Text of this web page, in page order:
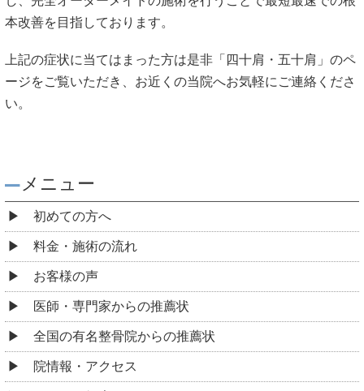
本改善を目指しております。
上記の症状に当てはまった方は是非「四十肩・五十肩」のペ
ージをご覧いただき、お近くの当院へお気軽にご連絡くださ
い。
メニュー
初めての方へ
料金・施術の流れ
お客様の声
医師・専門家からの推薦状
全国の有名整骨院からの推薦状
院情報・アクセス